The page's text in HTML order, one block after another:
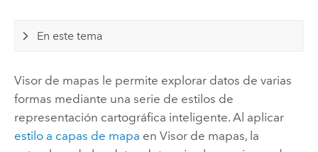
En este tema
Visor de mapas le permite explorar datos de varias
formas mediante una serie de estilos de
representación cartográfica inteligente. Al aplicar
estilo a capas de mapa en Visor de mapas, la